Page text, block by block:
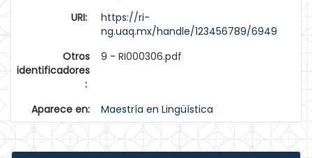
URI:
https://ri-
ng.uaq.mx/handle/123456789/6949
Otros
identificadores
:
9 - RI000306.pdf
Aparece en: Maestría en Lingüística